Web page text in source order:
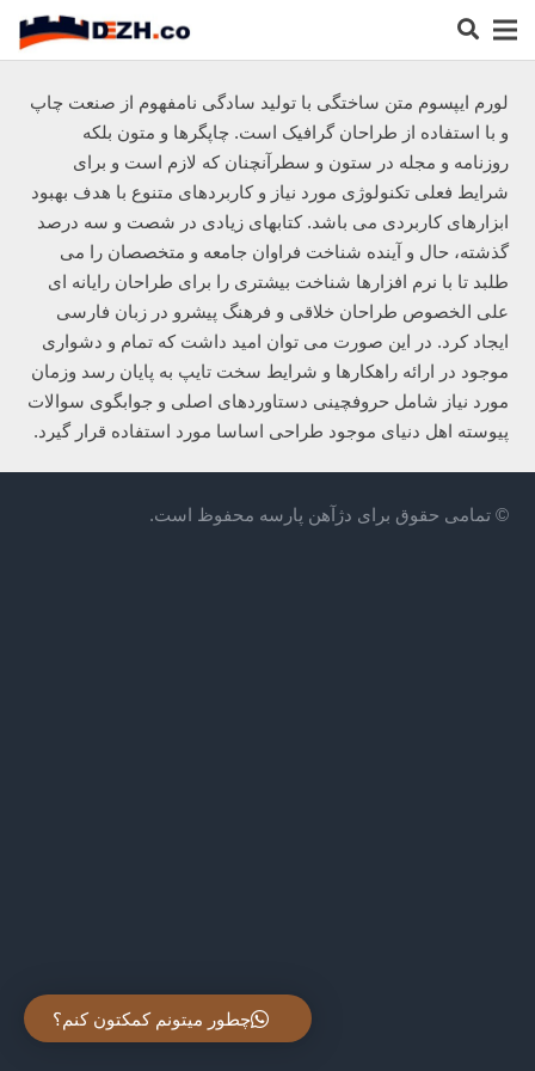
لورم ایپسوم متن ساختگی با تولید سادگی نامفهوم از صنعت چاپ
و با استفاده از طراحان گرافیک است. چاپگرها و متون بلکه
روزنامه و مجله در ستون و سطرآنچنان که لازم است و برای
شرایط فعلی تکنولوژی مورد نیاز و کاربردهای متنوع با هدف بهبود
ابزارهای کاربردی می باشد. کتابهای زیادی در شصت و سه درصد
گذشته، حال و آینده شناخت فراوان جامعه و متخصصان را می
طلبد تا با نرم افزارها شناخت بیشتری را برای طراحان رایانه ای
علی الخصوص طراحان خلاقی و فرهنگ پیشرو در زبان فارسی
ایجاد کرد. در این صورت می توان امید داشت که تمام و دشواری
موجود در ارائه راهکارها و شرایط سخت تایپ به پایان رسد وزمان
مورد نیاز شامل حروفچینی دستاوردهای اصلی و جوابگوی سوالات
پیوسته اهل دنیای موجود طراحی اساسا مورد استفاده قرار گیرد.
© تمامی حقوق برای دژآهن پارسه محفوظ است.
چطور میتونم کمکتون کنم؟